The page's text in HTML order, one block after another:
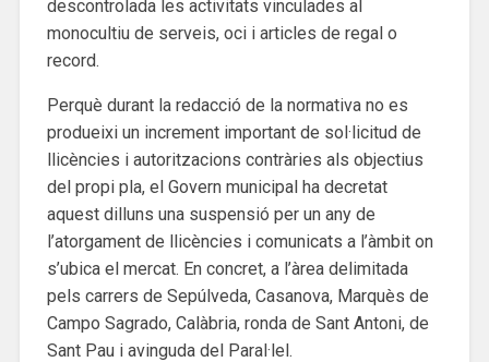
descontrolada les activitats vinculades al
monocultiu de serveis, oci i articles de regal o
record.
Perquè durant la redacció de la normativa no es
produeixi un increment important de sol·licitud de
llicències i autoritzacions contràries als objectius
del propi pla, el Govern municipal ha decretat
aquest dilluns una suspensió per un any de
l’atorgament de llicències i comunicats a l’àmbit on
s’ubica el mercat. En concret, a l’àrea delimitada
pels carrers de Sepúlveda, Casanova, Marquès de
Campo Sagrado, Calàbria, ronda de Sant Antoni, de
Sant Pau i avinguda del Paral·lel.